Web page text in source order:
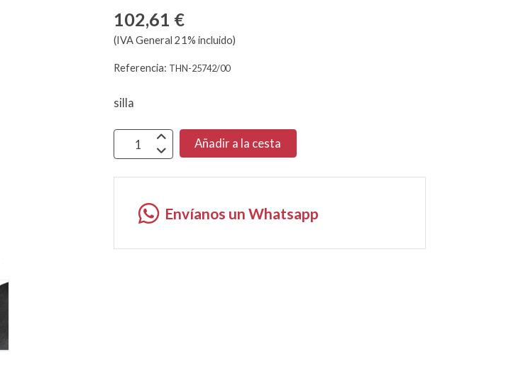
102,61 €
(IVA General 21% incluido)
Referencia: THN-25742/00
silla
Añadir a la cesta
Envíanos un Whatsapp